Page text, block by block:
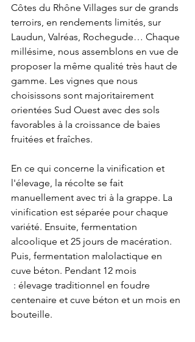
Côtes du Rhône Villages sur de grands
terroirs, en rendements limités, sur
Laudun, Valréas, Rochegude… Chaque
millésime, nous assemblons en vue de
proposer la même qualité très haut de
gamme. Les vignes que nous
choisissons sont majoritairement
orientées Sud Ouest avec des sols
favorables à la croissance de baies
fruitées et fraîches.
En ce qui concerne la vinification et
l'élevage, la récolte se fait
manuellement avec tri à la grappe. La
vinification est séparée pour chaque
variété. Ensuite, fermentation
alcoolique et 25 jours de macération.
Puis, fermentation malolactique en
cuve béton. Pendant 12 mois
centenaire et cuve béton et un mois en
bouteille.